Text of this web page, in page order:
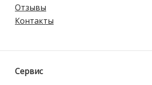
Отзывы
Контакты
Сервис